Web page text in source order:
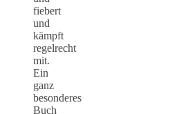
fiebert
und
kämpft
regelrecht
mit.
Ein
ganz
besonderes
Buch